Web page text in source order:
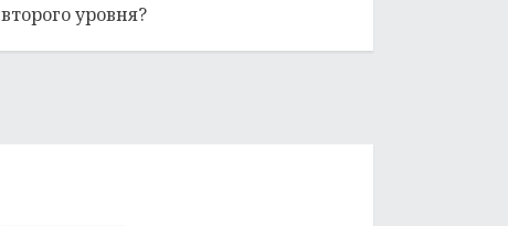
второго уровня?